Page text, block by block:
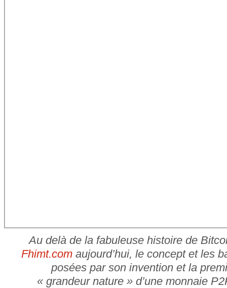
Au delà de la fabuleuse histoire de
Fhimt.com aujourd’hui, le concept et les
posées par son invention et la
« grandeur nature » d’une monnaie